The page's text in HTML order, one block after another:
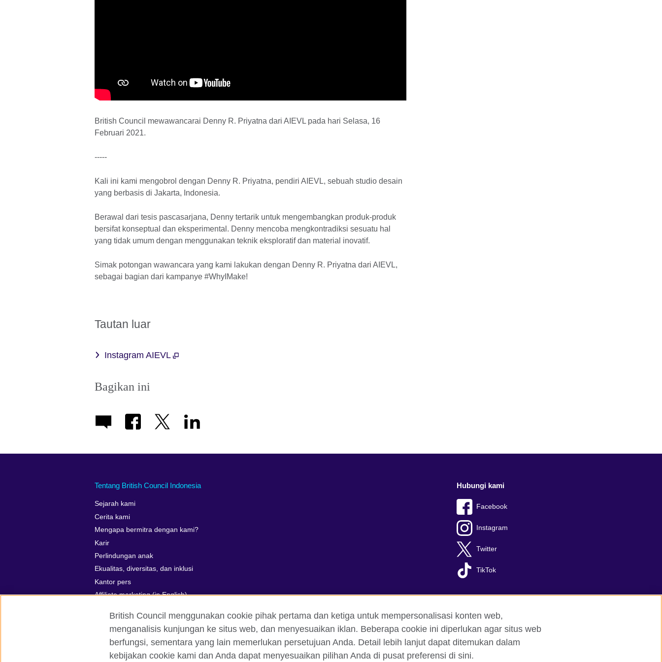
British Council mewawancarai Denny R. Priyatna dari AIEVL pada hari Selasa, 16
Februari 2021.
-----
Kali ini kami mengobrol dengan Denny R. Priyatna, pendiri AIEVL, sebuah studio desain
yang berbasis di Jakarta, Indonesia.
Berawal dari tesis pascasarjana, Denny tertarik untuk mengembangkan produk-produk
bersifat konseptual dan eksperimental. Denny mencoba mengkontradiksi sesuatu hal
yang tidak umum dengan menggunakan teknik eksploratif dan material inovatif.
Simak potongan wawancara yang kami lakukan dengan Denny R. Priyatna dari AIEVL,
sebagai bagian dari kampanye #WhyIMake!
Tautan luar
Instagram AIEVL
Bagikan ini
Tentang British Council Indonesia
Sejarah kami
Cerita kami
Mengapa bermitra dengan kami?
Karir
Perlindungan anak
Ekualitas, diversitas, dan inklusi
Kantor pers
Affiliate marketing (in English)
Hubungi kami
Facebook
Instagram
Twitter
TikTok
British Council global Kerahasiaan dan Ketentuan Pemakaian Cookie Peta situs
British Council menggunakan cookie pihak pertama dan ketiga untuk mempersonalisasi konten web,
menganalisis kunjungan ke situs web, dan menyesuaikan iklan. Beberapa cookie ini diperlukan agar situs web
berfungsi, sementara yang lain memerlukan persetujuan Anda. Detail lebih lanjut dapat ditemukan dalam
kebijakan cookie kami dan Anda dapat menyesuaikan pilihan Anda di pusat preferensi di sini.